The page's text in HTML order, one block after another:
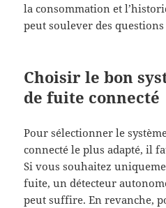
la consommation et
peut soulever des
Choisir le bon
de fuite connecté
Pour sélectionner le
connecté le plus adapté, il
Si vous souhaitez
fuite, un détecteur
peut suffire. En revanche,